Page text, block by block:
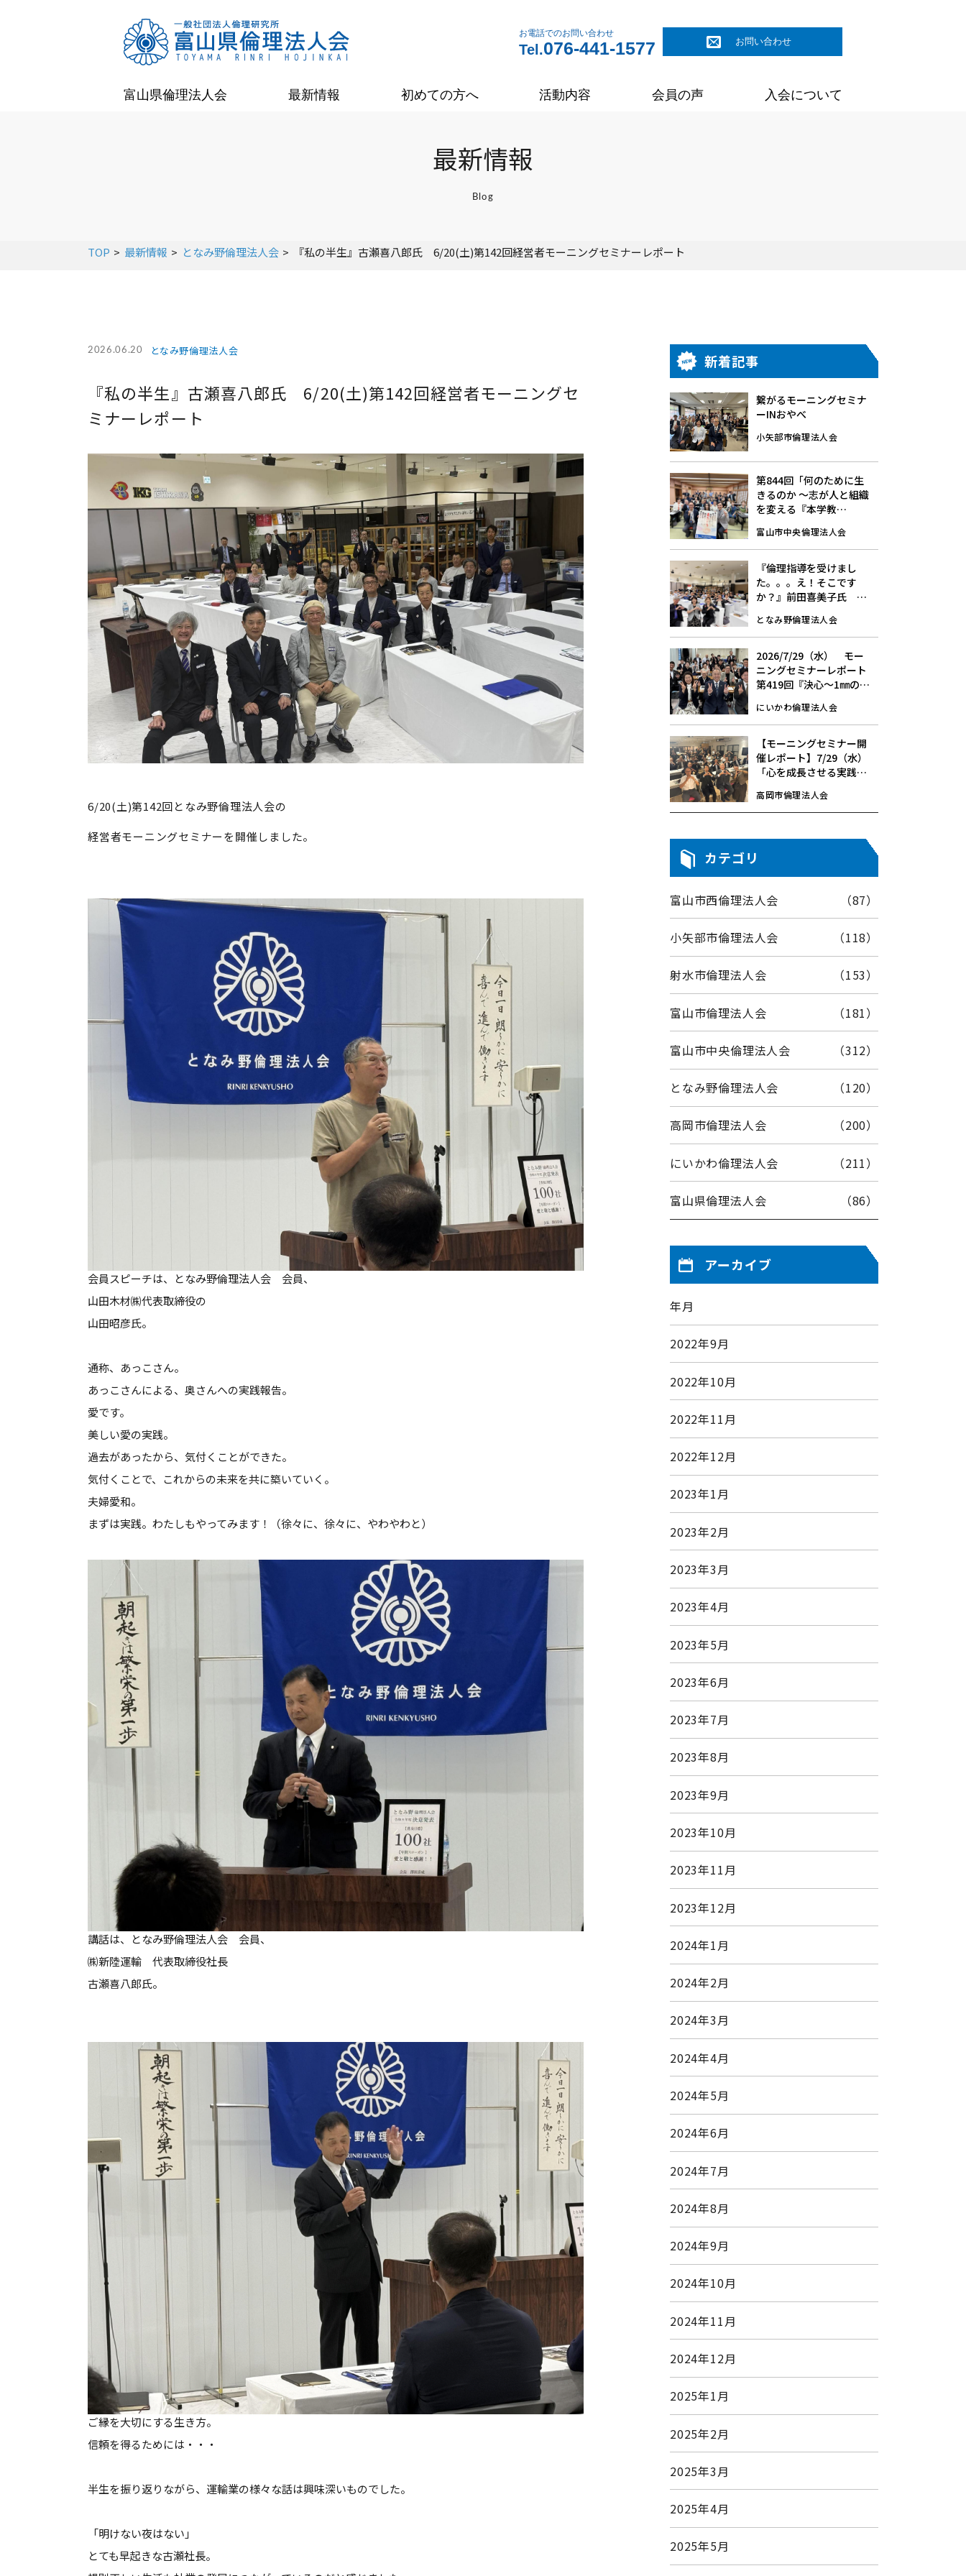
お問い合わせ
お電話でのお問い合わせ
Tel.076-441-1577
富山県倫理法人会 最新情報 初めての方へ 活動内容 会員の声 入会について
最新情報
Blog
TOP 最新情報 となみ野倫理法人会 『私の半生』古瀬喜八郎氏 6/20(土)第142回経営者モーニングセミナーレポート
2026.06.20 となみ野倫理法人会
『私の半生』古瀬喜八郎氏 6/20(土)第142回経営者モーニングセ
ミナーレポート
6/20(土)第142回となみ野倫理法人会の
経営者モーニングセミナーを開催しました。
会員スピーチは、となみ野倫理法人会 会員、
山田木材㈱代表取締役の
山田昭彦氏。
通称、あっこさん。
あっこさんによる、奥さんへの実践報告。
愛です。
美しい愛の実践。
過去があったから、気付くことができた。
気付くことで、これからの未来を共に築いていく。
夫婦愛和。
まずは実践。わたしもやってみます！（徐々に、徐々に、やわやわと）
講話は、となみ野倫理法人会 会員、
㈱新陸運輸 代表取締役社長
古瀬喜八郎氏。
ご縁を大切にする生き方。
信頼を得るためには・・・
半生を振り返りながら、運輸業の様々な話は興味深いものでした。
「明けない夜はない」
とても早起きな古瀬社長。
新着記事
繋がるモーニングセミナ
ーINおやべ
小矢部市倫理法人会
第844回「何のために生
きるのか 〜志が人と組織
を変える『本学教
ニングセミナーレポート
富山市中央倫理法人会
『倫理指導を受けまし
た。。。え！そこです
か？』前田喜美子氏
ーニングセミナーレポー
ト
となみ野倫理法人会
2026/7/29（水） モー
ニングセミナーレポート
第419回『決心～1㎜の挑
にいかわ倫理法人会
【モーニングセミナー開
催レポート】7/29（水）
「心を成長させる実践」
高岡市倫理法人会
カテゴリ
富山市西倫理法人会 （87）
小矢部市倫理法人会 （118）
射水市倫理法人会 （153）
富山市倫理法人会 （181）
富山市中央倫理法人会 （312）
となみ野倫理法人会 （120）
高岡市倫理法人会 （200）
にいかわ倫理法人会 （211）
富山県倫理法人会 （86）
アーカイブ
年月
2022年9月
2022年10月
2022年11月
2022年12月
2023年1月
2023年2月
2023年3月
2023年4月
2023年5月
2023年6月
2023年7月
2023年8月
2023年9月
2023年10月
2023年11月
2023年12月
2024年1月
2024年2月
2024年3月
2024年4月
2024年5月
2024年6月
2024年7月
2024年8月
2024年9月
2024年10月
2024年11月
2024年12月
2025年1月
2025年2月
2025年3月
2025年4月
2025年5月